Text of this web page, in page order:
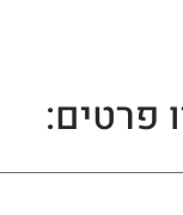
פרטים: